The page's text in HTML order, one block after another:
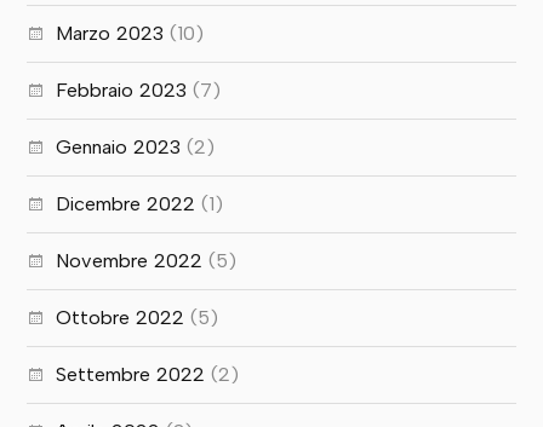
Marzo 2023 (10)
Febbraio 2023 (7)
Gennaio 2023 (2)
Dicembre 2022 (1)
Novembre 2022 (5)
Ottobre 2022 (5)
Settembre 2022 (2)